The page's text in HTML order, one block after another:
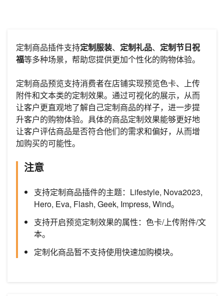
定制商品插件支持定制服装、 定制礼品、 定制节日祝
福等多种场景，帮助您提供更加个性化的购物体验。
定制商品预览支持消费者在店铺实现预览色卡、上传
附件和文本类的定制效果。通过可视化的展示，从而
让客户更直观地了解自己定制商品的样子，进一步提
升客户的购物体验。具体的商品定制效果能够更好地
让客户评估商品是否符合他们的需求和偏好，从而增
加购买的可能性。
注意
支持定制商品插件的主题：Lifestyle, Nova2023,
Hero, Eva, Flash, Geek, Impress, Wind。
支持开启预览定制效果的属性：色卡/上传附件/文
本。
定制化商品暂不支持使用快速加购模块。